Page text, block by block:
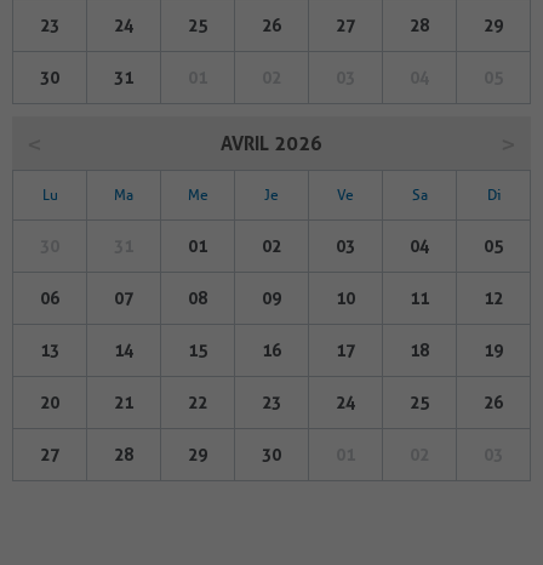
23 24 25 26 27 28 29
30 31
AVRIL 2026
Lu Ma Me Je Ve Sa Di
01 02 03 04 05
06 07 08 09 10 11 12
13 14 15 16 17 18 19
20 21 22 23 24 25 26
27 28 29 30